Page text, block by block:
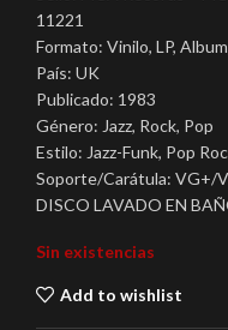
11221
Formato: Vinilo, LP,
País: UK
Publicado: 1983
Género: Jazz, Rock, Pop
Estilo: Jazz-Funk, Pop
Soporte/Carátula: VG+/
DISCO LAVADO EN
Sin existencias
Add to wishlist